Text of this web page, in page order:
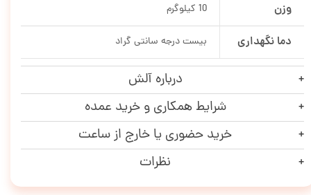
وزن 10 کیلوگرم
دما نگهداری بیست درجه سانتی گراد
درباره آلش
شرایط همکاری و خرید عمده
خرید حضوری یا خارج از ساعت
نظرات